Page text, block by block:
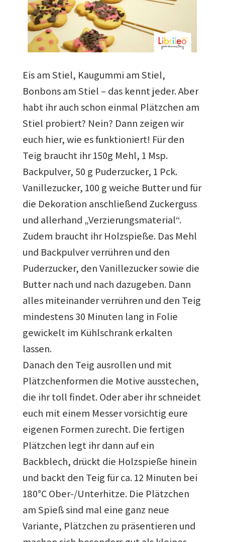
Eis am Stiel, Kaugummi am Stiel,
Bonbons am Stiel – das kennt jeder. Aber
habt ihr auch schon einmal Plätzchen am
Stiel probiert? Nein? Dann zeigen wir
euch hier, wie es funktioniert! Für den
Teig braucht ihr 150g Mehl, 1 Msp.
Backpulver, 50 g Puderzucker, 1 Pck.
Vanillezucker, 100 g weiche Butter und für
die Dekoration anschließend Zuckerguss
und allerhand „Verzierungsmaterial“.
Zudem braucht ihr Holzspieße. Das Mehl
und Backpulver verrühren und den
Puderzucker, den Vanillezucker sowie die
Butter nach und nach dazugeben. Dann
alles miteinander verrühren und den Teig
mindestens 30 Minuten lang in Folie
gewickelt im Kühlschrank erkalten
lassen.
Danach den Teig ausrollen und mit
Plätzchenformen die Motive ausstechen,
die ihr toll findet. Oder aber ihr schneidet
euch mit einem Messer vorsichtig eure
eigenen Formen zurecht. Die fertigen
Plätzchen legt ihr dann auf ein
Backblech, drückt die Holzspieße hinein
und backt den Teig für ca. 12 Minuten bei
180°C Ober-/Unterhitze. Die Plätzchen
am Spieß sind mal eine ganz neue
Variante, Plätzchen zu präsentieren und